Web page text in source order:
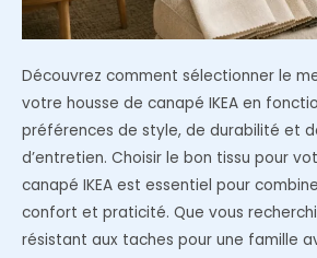
Découvrez comment sélectionner le
votre housse de canapé IKEA en
préférences de style, de durabilité et
d’entretien. Choisir le bon tissu pour
canapé IKEA est essentiel pour
confort et praticité. Que vous
résistant aux taches pour une famille